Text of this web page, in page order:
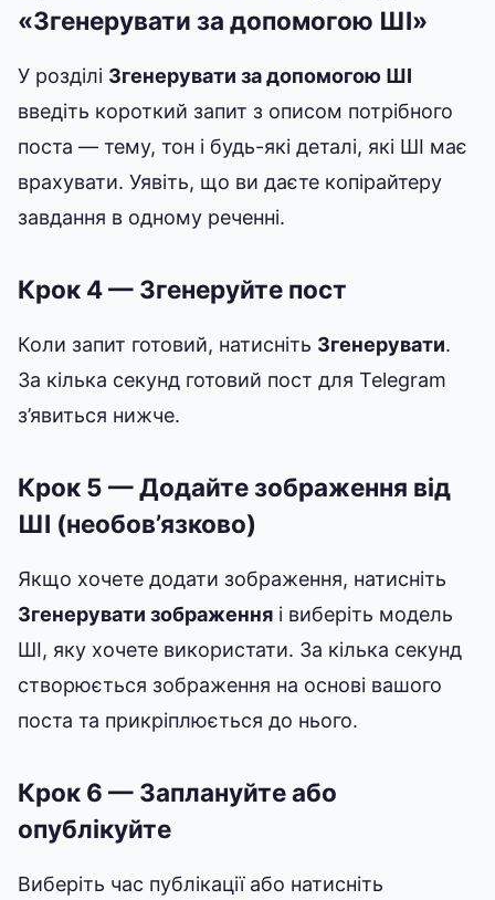
«Згенерувати за допомогою ШІ»
У розділі Згенерувати за допомогою ШІ
введіть короткий запит з описом потрібного
поста — тему, тон і будь-які деталі, які ШІ має
врахувати. Уявіть, що ви даєте копірайтеру
завдання в одному реченні.
Крок 4 — Згенеруйте пост
Коли запит готовий, натисніть Згенерувати.
За кілька секунд готовий пост для Telegram
з’явиться нижче.
Крок 5 — Додайте зображення від
ШІ (необов’язково)
Якщо хочете додати зображення, натисніть
Згенерувати зображення і виберіть модель
ШІ, яку хочете використати. За кілька секунд
створюється зображення на основі вашого
поста та прикріплюється до нього.
Крок 6 — Заплануйте або
опублікуйте
Виберіть час публікації або натисніть